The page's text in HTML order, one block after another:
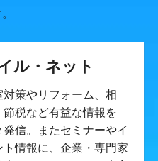
ル・ネット
対策やリフォーム、相
節税など有益な情報を
発信。またセミナーやイ
ト情報に、企業・専門家